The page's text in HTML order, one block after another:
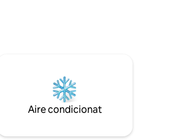
Aire condicionat